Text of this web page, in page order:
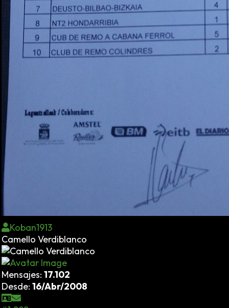
Koban1913
Camello Verdiblanco
Mensajes: 17.102
Desde: 16/Abr/2008